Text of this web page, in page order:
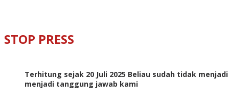
STOP PRESS
Terhitung sejak 20 Juli 2025 Beliau sudah tidak
menjadi tanggung jawab kami